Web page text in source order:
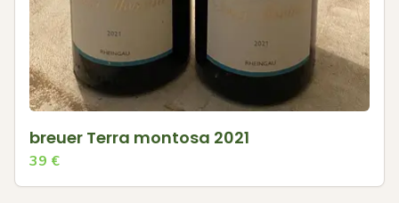
breuer Terra montosa 2021
39 €